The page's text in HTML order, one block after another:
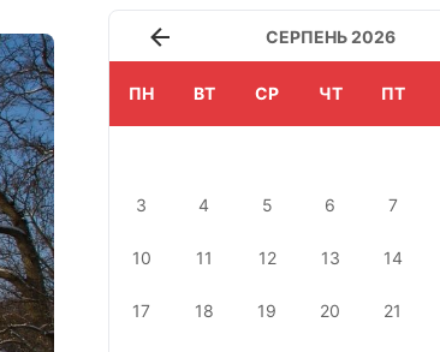
СЕРПЕНЬ 2026
ПН ВТ СР ЧТ ПТ
3 4 5 6 7
10 11 12 13 14
17 18 19 20 21